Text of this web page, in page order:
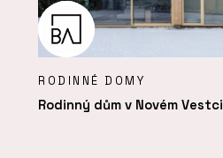
RODINNÉ DOMY
Rodinný dům v Novém Vestci